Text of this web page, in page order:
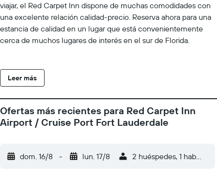
viajar, el Red Carpet Inn dispone de muchas comodidades con
una excelente relación calidad-precio. Reserva ahora para una
estancia de calidad en un lugar que está convenientemente
cerca de muchos lugares de interés en el sur de Florida.
Leer más
Ofertas más recientes para Red Carpet Inn
Airport / Cruise Port Fort Lauderdale
dom. 16/8 - lun. 17/8 2 huéspedes, 1